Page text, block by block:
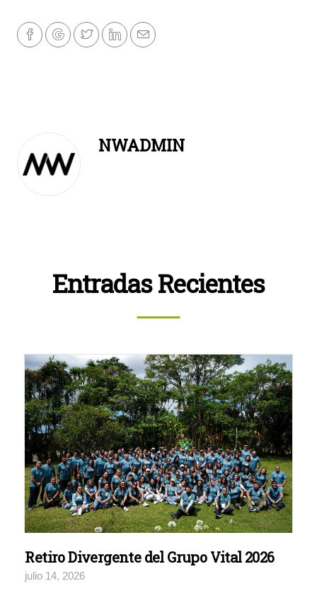
NWADMIN
Entradas Recientes
Retiro Divergente del Grupo Vital 2026
julio 14, 2026